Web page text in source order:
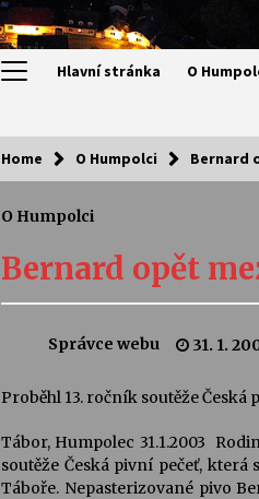
Hlavní stránka O
Kam za kulturou?
Camerata a
4. 8. 2026
Pozvánka na
Quijotova
28. 7. 2026
Letní koncerty ve
Miller
22. 7. 2026
Home O Humpolci Bernard
O Humpolci
Bernard opět
Správce webu 31. 1.
Proběhl 13. ročník soutěže
Tábor, Humpolec 31.1.2003 
soutěže Česká pivní pečeť,
Táboře. Nepasterizované pivo